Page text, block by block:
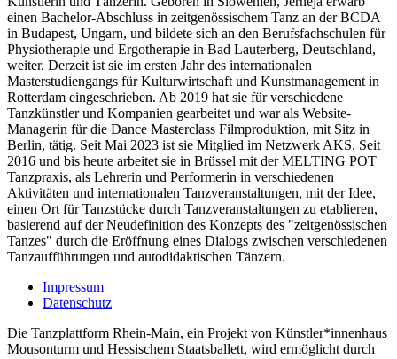
einen Bachelor-Abschluss in zeitgenössischem Tanz an der BCDA
in Budapest, Ungarn, und bildete sich an den Berufsfachschulen für
Physiotherapie und Ergotherapie in Bad Lauterberg, Deutschland,
weiter. Derzeit ist sie im ersten Jahr des internationalen
Masterstudiengangs für Kulturwirtschaft und Kunstmanagement in
Rotterdam eingeschrieben. Ab 2019 hat sie für verschiedene
Tanzkünstler und Kompanien gearbeitet und war als Website-
Managerin für die Dance Masterclass Filmproduktion, mit Sitz in
Berlin, tätig. Seit Mai 2023 ist sie Mitglied im Netzwerk AKS. Seit
2016 und bis heute arbeitet sie in Brüssel mit der MELTING POT
Tanzpraxis, als Lehrerin und Performerin in verschiedenen
Aktivitäten und internationalen Tanzveranstaltungen, mit der Idee,
einen Ort für Tanzstücke durch Tanzveranstaltungen zu etablieren,
basierend auf der Neudefinition des Konzepts des "zeitgenössischen
Tanzes" durch die Eröffnung eines Dialogs zwischen verschiedenen
Tanzaufführungen und autodidaktischen Tänzern.
Impressum
Datenschutz
Die Tanzplattform Rhein-Main, ein Projekt von Künstler*innenhaus
Mousonturm und Hessischem Staatsballett, wird ermöglicht durch